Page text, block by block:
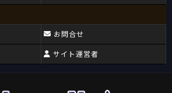
お問合せ
サイト運営者